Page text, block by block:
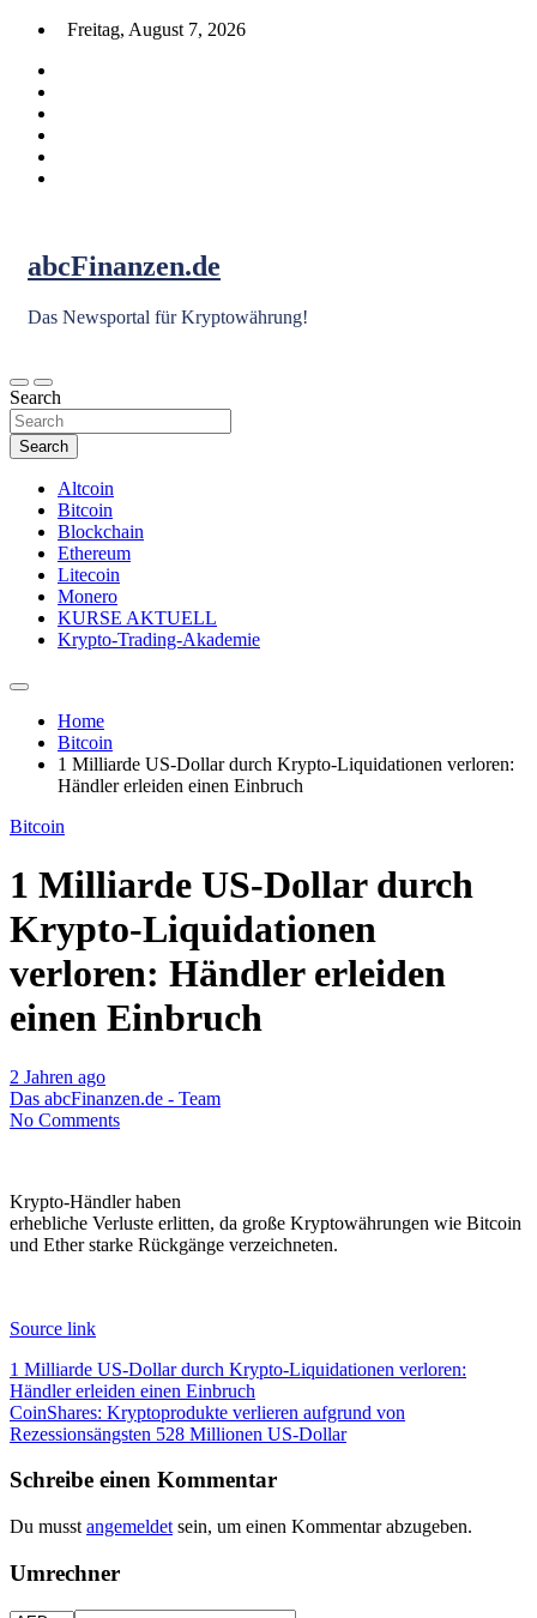
Skip
content
Freitag, August 7, 2026
abcFinanzen.de
Das Newsportal für Kryptowährung!
Search
Search
Altcoin
Bitcoin
Blockchain
Ethereum
Litecoin
Monero
KURSE AKTUELL
Krypto-Trading-Akademie
Home
Bitcoin
1 Milliarde US-Dollar durch Krypto-Liquidationen verloren:
Händler erleiden einen Einbruch
Bitcoin
1 Milliarde US-Dollar durch
Krypto-Liquidationen
verloren: Händler erleiden
einen Einbruch
2 Jahren ago
Das abcFinanzen.de - Team
No Comments
Krypto-Händler haben
erhebliche Verluste erlitten, da große Kryptowährungen wie Bitcoin
und Ether starke Rückgänge verzeichneten.
Source link
Beitragsnavigation
1 Milliarde US-Dollar durch Krypto-Liquidationen verloren:
Händler erleiden einen Einbruch
CoinShares: Kryptoprodukte verlieren aufgrund von
Rezessionsängsten 528 Millionen US-Dollar
Schreibe einen Kommentar
Du musst angemeldet sein, um einen Kommentar abzugeben.
Umrechner